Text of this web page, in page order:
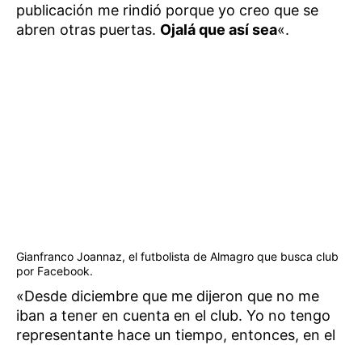
publicación me rindió porque yo creo que se
abren otras puertas. Ojalá que así sea«.
Gianfranco Joannaz, el futbolista de Almagro que busca club
por Facebook.
«Desde diciembre que me dijeron que no me
iban a tener en cuenta en el club. Yo no tengo
representante hace un tiempo, entonces, en el